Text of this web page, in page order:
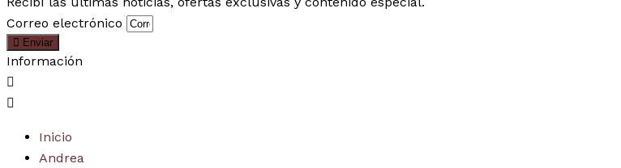
Correo electrónico
Enviar
Información
Inicio
Andrea